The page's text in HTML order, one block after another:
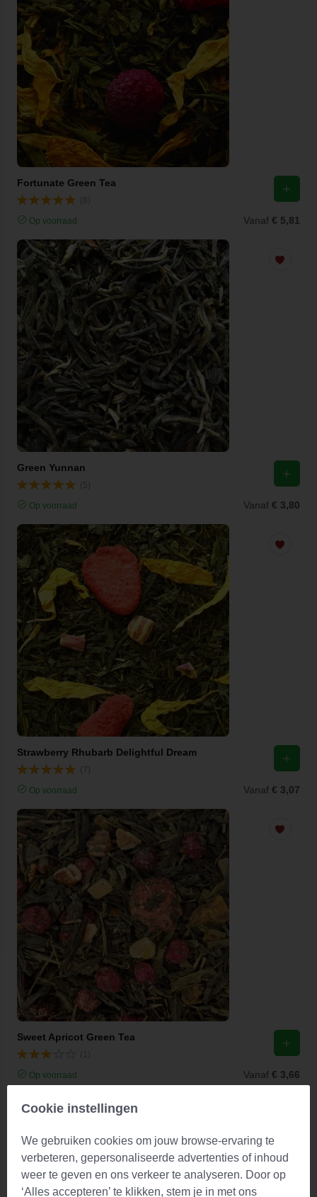
Fortunate Green Tea
Op voorraad Vanaf € 5,81
Green Yunnan
Op voorraad Vanaf € 3,80
Strawberry Rhubarb Delightful Dream
Op voorraad Vanaf € 3,07
Sweet Apricot Green Tea
Op voorraad Vanaf € 3,66
Cookie instellingen
We gebruiken cookies om jouw browse-ervaring te
verbeteren, gepersonaliseerde advertenties of inhoud
weer te geven en ons verkeer te analyseren. Door op
‘Alles accepteren’ te klikken, stem je in met ons